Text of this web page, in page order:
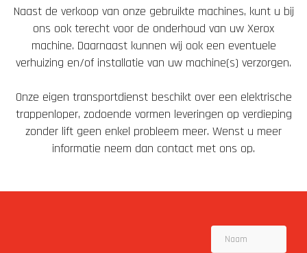
Naast de verkoop van onze gebruikte machines, kunt u bij
ons ook terecht voor de onderhoud van uw Xerox
machine. Daarnaast kunnen wij ook een eventuele
verhuizing en/of installatie van uw machine(s) verzorgen.
Onze eigen transportdienst beschikt over een elektrische
trappenloper, zodoende vormen leveringen op verdieping
zonder lift geen enkel probleem meer. Wenst u meer
informatie neem dan contact met ons op.
Naam